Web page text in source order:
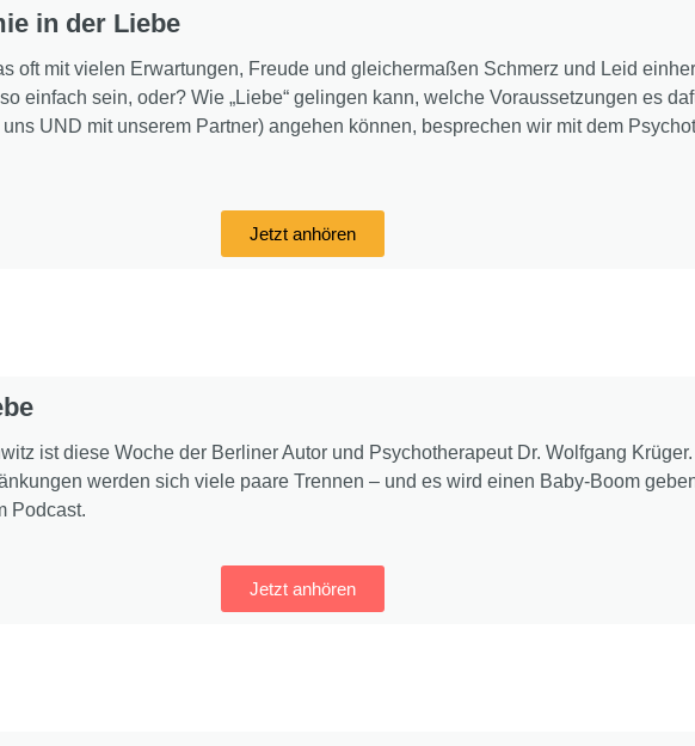
in der Liebe
oft mit vielen Erwartungen, Freude und gleichermaßen Schmerz und Leid
einfach sein, oder? Wie „Liebe“ gelingen kann, welche Voraussetzungen es
UND mit unserem Partner) angehen können, besprechen wir mit dem
Jetzt anhören
ist diese Woche der Berliner Autor und Psychotherapeut Dr. Wolfgang
werden sich viele paare Trennen – und es wird einen Baby-Boom
Podcast.
Jetzt anhören